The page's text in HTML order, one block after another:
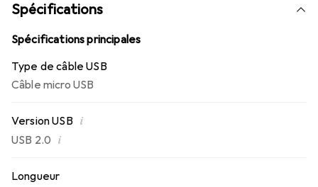
Spécifications
Spécifications principales
Type de câble USB
Câble micro USB
Version USB i
USB 2.0 i
Longueur